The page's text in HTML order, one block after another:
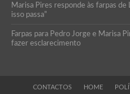
Marisa Pires responde às farpas
isso passa”
Farpas para Pedro Jorge e Marisa
fazer esclarecimento
CONTACTOS HOME